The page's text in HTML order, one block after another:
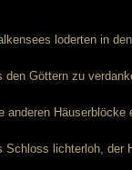
loderten in
Göttern zu
anderen
lichterloh,